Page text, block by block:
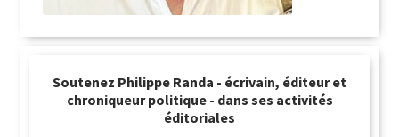
Soutenez Philippe Randa - écrivain, éditeur et
chroniqueur politique - dans ses activités
éditoriales